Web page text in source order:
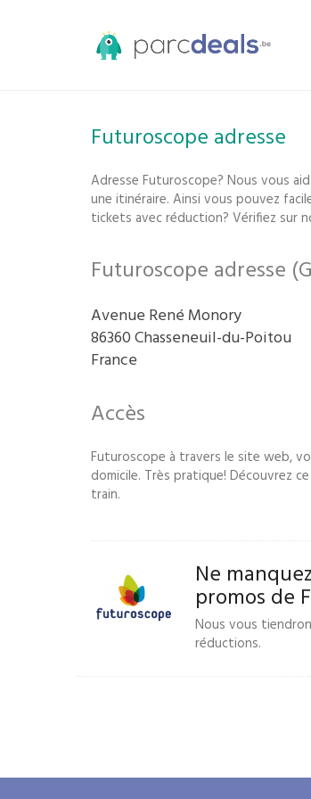
Futuroscope adresse
Adresse Futuroscope? Nous vous
une itinéraire. Ainsi vous pouvez
tickets avec réduction? Vérifiez sur
Futuroscope adresse
Avenue René Monory
86360 Chasseneuil-du-Poitou
France
Accès
Futuroscope à travers le site web,
domicile. Très pratique! Découvrez
train.
Ne
promos de
Nous vous
réductions.